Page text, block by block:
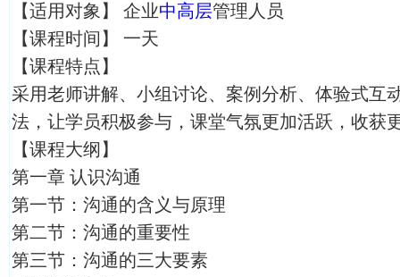
【适用对象】 企业中高层管理人员
【课程时间】 一天
【课程特点】
采用老师讲解、小组讨论、案例分析、体验式互
法，让学员积极参与，课堂气氛更加活跃，收获
【课程大纲】
第一章 认识沟通
第一节：沟通的含义与原理
第二节：沟通的重要性
第三节：沟通的三大要素